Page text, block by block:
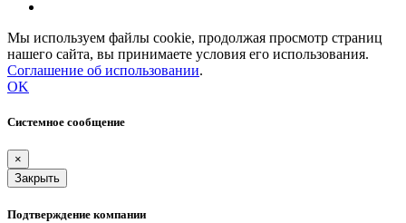
Мы используем файлы cookie, продолжая просмотр страниц
нашего сайта, вы принимаете условия его использования.
Соглашение об использовании.
OK
Системное сообщение
×
Закрыть
Подтверждение компании